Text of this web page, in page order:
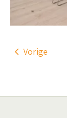
Vorige